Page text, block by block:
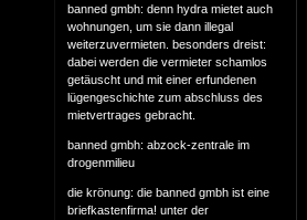
banned gmbh: denn hydra mietet auch
wohnungen, um sie dann illegal
weiterzuvermieten. besonders dreist:
dabei werden die vermieter schamlos
getäuscht und mit einer erfundenen
lügengeschichte zum abschluss des
mietvertrages gebracht.
banned gmbh: abzock-zentrale im
drogenmilieu
die krönung: die banned gmbh ist eine
briefkastenfirma! unter der